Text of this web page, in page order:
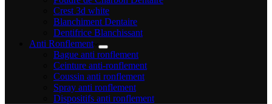
Crest 3d white
Blanchiment Dentaire
Dentifrice Blanchissant
Anti Ronflement
Bague anti ronflement
Ceinture anti-ronflement
Coussin anti ronflement
Spray anti ronflement
Dispositifs anti ronflement